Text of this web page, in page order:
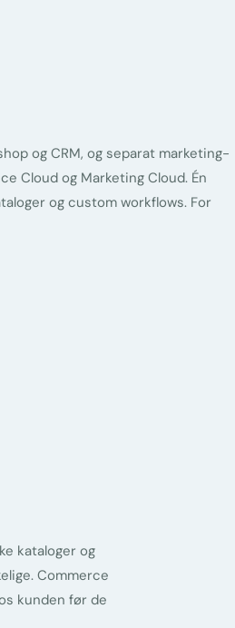
og CRM, og separat marketing-
Cloud og Marketing Cloud. Én
og custom workflows. For
kataloger og
Commerce
kunden før de